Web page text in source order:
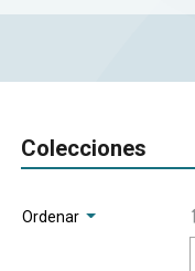
Colecciones
Ordenar